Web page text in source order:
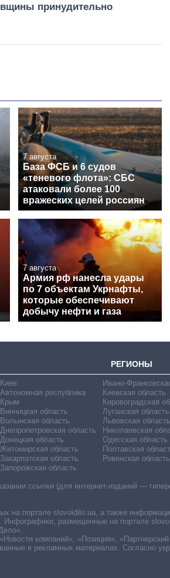
принудительно
7 августа
База ФСБ и 6 судов
«теневого флота»: СБС
атаковали более 100
вражеских целей россиян
7 августа
Армия рф нанесла удары
по 7 объектам Укрнафты,
которые обеспечивают
добычу нефти и газа
РЕГИОНЫ
Киев
Автономная республика
Крым
Винницкая область
Волынская область
Днепропетровская область
Донецкая область
Житомирская область
Закарпатская область
Запорожская область
Ивано-
Киевская область
Кировоградская
Луганская область
Львовская область
Николаевская
Одесская область
Полтавская
Ровенская область
ссылки (для интернет-изданий —
портале slovoidilo.ua, а также
размещенные на портале
компаний», «Позиция»,
в рекламных материалах. Согласно